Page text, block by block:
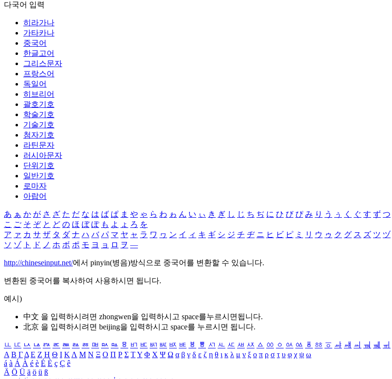
다국어 입력
히라가나
가타카나
중국어
한글고어
그리스문자
프랑스어
독일어
히브리어
괄호기호
학술기호
기술기호
첨자기호
라틴문자
러시아문자
단위기호
일반기호
로마자
아랍어
あ ぁ か が さ ざ た だ な は ば ぱ ま や ゃ ら わ ゎ ん い ぃ き ぎ し じ ち ぢ に ひ び ぴ み り う ぅ く ぐ す ず つ
こ ご そ ぞ と ど の ほ ぼ ぽ も よ ょ ろ を
ア ァ カ サ ザ タ ダ ナ ハ バ パ マ ヤ ャ ラ ワ ヮ ン イ ィ キ ギ シ ジ チ ヂ ニ ヒ ビ ピ ミ リ ウ ゥ ク グ ス ズ ツ ヅ
ソ ゾ ト ド ノ ホ ボ ポ モ ヨ ョ ロ ヲ ―
http://chineseinput.net/에서 pinyin(병음)방식으로 중국어를 변환할 수 있습니다.
변환된 중국어를 복사하여 사용하시면 됩니다.
예시)
中文 을 입력하시려면 zhongwen을 입력하시고 space를누르시면됩니다.
北京 을 입력하시려면 beijing을 입력하시고 space를 누르시면 됩니다.
ㅥ ㅦ ㅧ ㅨ ㅩ ㅪ ㅫ ㅬ ㅭ ㅮ ㅯ ㅰ ㅱ ㅲ ㅳ ㅴ ㅵ ㅶ ㅷ ㅸ ㅹ ㅺ ㅻ ㅼ ㅽ ㅾ ㅿ ㆀ ㆁ ㆂ ㆃ ㆄ ㆅ ㆆ ㆇ ㆈ ㆉ ㆊ ㆋ ㆌ
Α Β ΓΔ Ε Ζ Η Θ Ι ΚΛ Μ Ν Ξ Ο Π Ρ Σ ΤΥ Φ Χ Ψ Ω α β γ δ ε ζ η θ ι κ λ μ ν ξ ο π ρ σ τ υ φ χ ψ ω
á à Á À é è É È ç Ç ê
Ä Ö Ü ä ö ü ß